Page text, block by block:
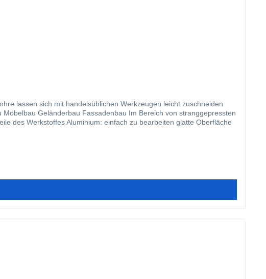
lassen sich mit handelsüblichen Werkzeugen leicht zuschneiden
zu bearbeiten glatte Oberfläche